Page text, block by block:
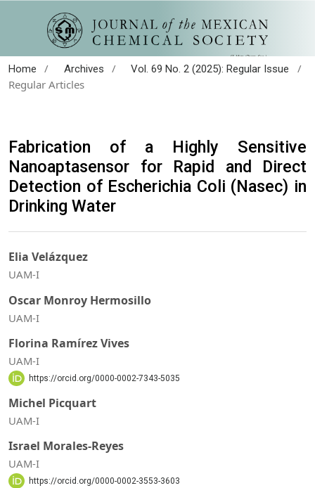
Home / Archives / Vol. 69 No. 2 (2025): Regular Issue
/
Regular Articles
Fabrication of a Highly Sensitive
Nanoaptasensor for Rapid and Direct
Detection of Escherichia Coli (Nasec) in
Drinking Water
Elia Velázquez
UAM-I
Oscar Monroy Hermosillo
UAM-I
Florina Ramírez Vives
UAM-I
https://orcid.org/0000-0002-7343-5035
Michel Picquart
UAM-I
Israel Morales-Reyes
UAM-I
https://orcid.org/0000-0002-3553-3603